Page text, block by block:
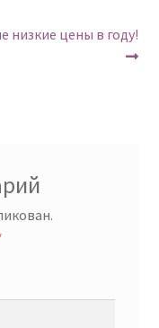
низкие цены в году!